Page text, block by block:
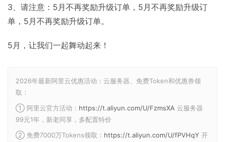
3、请注意：5月不再奖励升级订单，5月不再奖励升级订
单，5月不再奖励升级订单。
5月，让我们一起舞动起来！
2026年最新阿里云优惠活动：云服务器、免费Token和优惠券领
取：
① 阿里云官方活动： https://t.aliyun.com/U/FzmsXA 云服务器
99元1年，新老同享，多配置特价
② 免费7000万Tokens领取： https://t.aliyun.com/U/fPVHqY 开